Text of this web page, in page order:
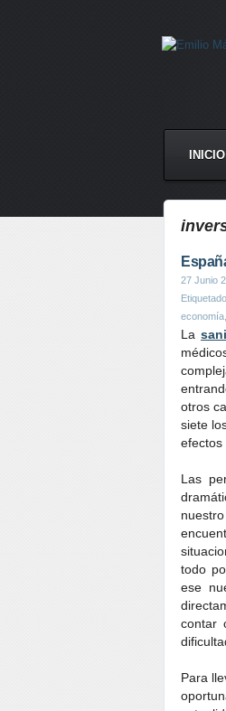
INICIO
27 Junio
economía
La
otros
siete
efectos
Las
todo
ese
contar
Para